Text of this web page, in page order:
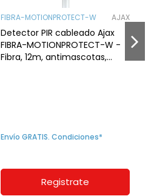
FIBRA-MOTIONPROTECT-W AJAX
Detector PIR cableado Ajax
FIBRA-MOTIONPROTECT-W -
Fibra, 12m, antimascotas,
Envío GRATIS. Condiciones*
Registrate